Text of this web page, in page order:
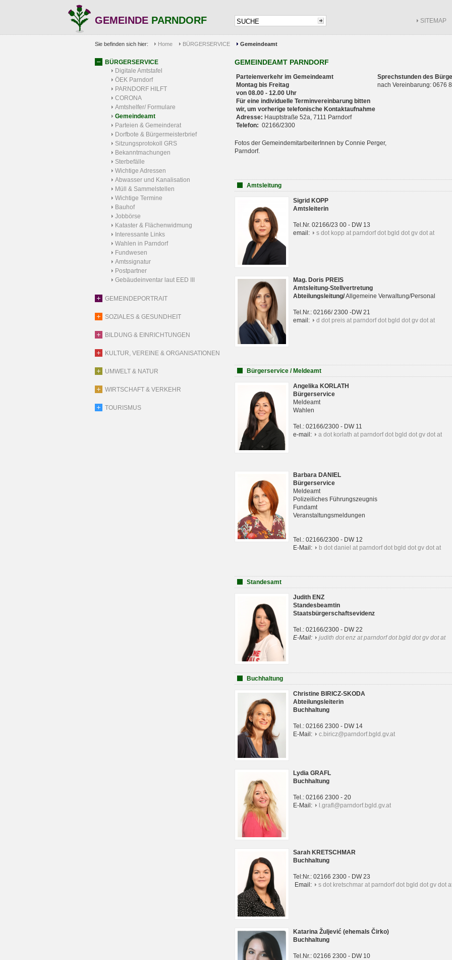
GEMEINDE PARNDORF SITEMAP
Sie befinden sich hier: Home BÜRGERSERVICE Gemeindeamt
BÜRGERSERVICE
Digitale Amtstafel
ÖEK Parndorf
PARNDORF HILFT
CORONA
Amtshelfer/ Formulare
Gemeindeamt
Parteien & Gemeinderat
Dorfbote & Bürgermeisterbrief
Sitzungsprotokoll GRS
Bekanntmachungen
Sterbefälle
Wichtige Adressen
Abwasser und Kanalisation
Müll & Sammelstellen
Wichtige Termine
Bauhof
Jobbörse
Kataster & Flächenwidmung
Interessante Links
Wahlen in Parndorf
Fundwesen
Amtssignatur
Postpartner
Gebäudeinventar laut EED III
GEMEINDEPORTRAIT
SOZIALES & GESUNDHEIT
BILDUNG & EINRICHTUNGEN
KULTUR, VEREINE & ORGANISATIONEN
UMWELT & NATUR
WIRTSCHAFT & VERKEHR
TOURISMUS
GEMEINDEAMT PARNDORF
Parteienverkehr im Gemeindeamt
Montag bis Freitag
von 08.00 - 12.00 Uhr
Für eine individuelle Terminvereinbarung bitten
wir, um vorherige telefonische Kontaktaufnahme
Adresse: Hauptstraße 52a, 7111 Parndorf
Telefon: 02166/2300
Sprechstunden des
nach Vereinbarung: 0676
Fotos der GemeindemitarbeiterInnen by Connie Perger,
Parndorf.
Amtsleitung
Sigrid KOPP
Amtsleiterin
Tel.Nr. 02166/23 00 - DW 13
email:
s dot kopp at parndorf dot bgld dot gv dot at
Mag. Doris PREIS
Amtsleitung-Stellvertretung
Abteilungsleitung/Allgemeine Verwaltung/Personal
Tel.Nr.: 02166/ 2300 -DW 21
email:
d dot preis at parndorf dot bgld dot gv dot at
Bürgerservice / Meldeamt
Angelika KORLATH
Bürgerservice
Meldeamt
Wahlen
Tel.: 02166/2300 - DW 11
e-mail:
a dot korlath at parndorf dot bgld dot gv dot at
Barbara DANIEL
Bürgerservice
Meldeamt
Polizeiliches Führungszeugnis
Fundamt
Veranstaltungsmeldungen
Tel.: 02166/2300 - DW 12
E-Mail:
b dot daniel at parndorf dot bgld dot gv dot at
Standesamt
Judith ENZ
Standesbeamtin
Staatsbürgerschaftsevidenz
Tel.: 02166/2300 - DW 22
E-Mail:
judith dot enz at parndorf dot bgld dot gv dot at
Buchhaltung
Christine BIRICZ-SKODA
Abteilungsleiterin
Buchhaltung
Tel.: 02166 2300 - DW 14
E-Mail:
c.biricz@parndorf.bgld.gv.at
Lydia GRAFL
Buchhaltung
Tel.: 02166 2300 - 20
E-Mail:
l.grafl@parndorf.bgld.gv.at
Sarah KRETSCHMAR
Buchhaltung
Tel:Nr.: 02166 2300 - DW 23
Email:
s dot kretschmar at parndorf dot bgld dot gv dot
Katarina Žuljević (ehemals Čirko)
Buchhaltung
Tel.Nr.: 02166 2300 - DW 10